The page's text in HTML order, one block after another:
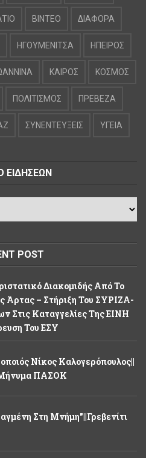
ΒΙΝΤΕΟ ΔΙΑΦΟΡΑ
ΗΓΟΥΜΕΝΙΤΣΑ ΗΠΕΙΡΟΣ
ΚΑΙΡΟΣ ΚΟΣΜΟΣ
ΠΟΛΙΤΙΣΜΟΣ ΠΡΕΒΕΖΑ
ΣΥΝΕΝΤΕΥΞΕΙΣ ΥΓΕΙΑ
ΕΙΔΗΣΕΩΝ
POST
Διακομιδής Από Το
Άρτας – Στήριξη Του ΣΥΡΙΖΑ-
Στις Καταγγελίες Της ΕΙΝΗ
Του ΕΣΥ
Νίκος Καλογερόπουλος||
Μήνυμα ΠΑΣΟΚ
Στη Μνήμη"||Γρεβενίτι